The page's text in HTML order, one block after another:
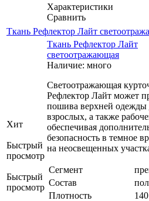
Характеристики
Сравнить
Ткань Рефлектор Лайт
Хит
Быстрый
просмотр
Быстрый
просмотр
Ткань Рефлектор Лайт
светоотражающая
Наличие: много
Светоотражающая
Рефлектор Лайт может
пошива верхней одежды
взрослых, а также
обеспечивая
безопасность в темное
на неосвещенных
Сегмент
Состав
Плотность